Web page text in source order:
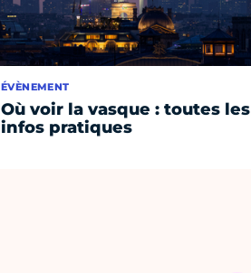
ÉVÈNEMENT
Où voir la vasque : toutes les
infos pratiques